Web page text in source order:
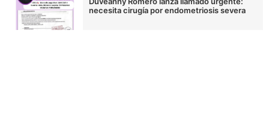
necesita cirugía por endometriosis severa